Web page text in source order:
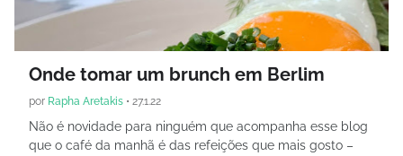
Onde tomar um brunch em Berlim
por Rapha Aretakis • 27.1.22
Não é novidade para ninguém que acompanha esse blog
que o café da manhã é das refeições que mais gosto –